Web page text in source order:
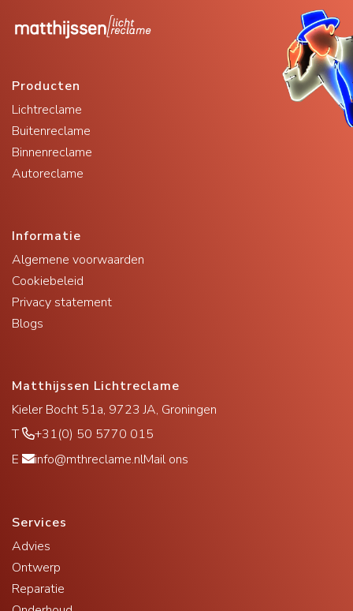
Producten
Lichtreclame
Buitenreclame
Binnenreclame
Autoreclame
Informatie
Algemene voorwaarden
Cookiebeleid
Privacy statement
Blogs
Matthijssen Lichtreclame
Kieler Bocht 51a, 9723 JA, Groningen
T
+31(0) 50 5770 015
E
info@mthreclame.nlMail ons
Services
Advies
Ontwerp
Reparatie